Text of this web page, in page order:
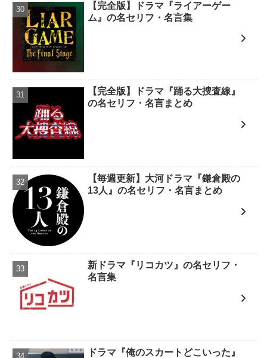
【完全版】ドラマ『ライアーゲー
ム』の名セリフ・名言集
【完全版】ドラマ『踊る大捜査線』
の名セリフ・名言まとめ
【毎週更新】大河ドラマ『鎌倉殿の
13人』の名セリフ・名言まとめ
新ドラマ『リコカツ』の名セリフ・
名言集
ドラマ『俺のスカートどこいった』